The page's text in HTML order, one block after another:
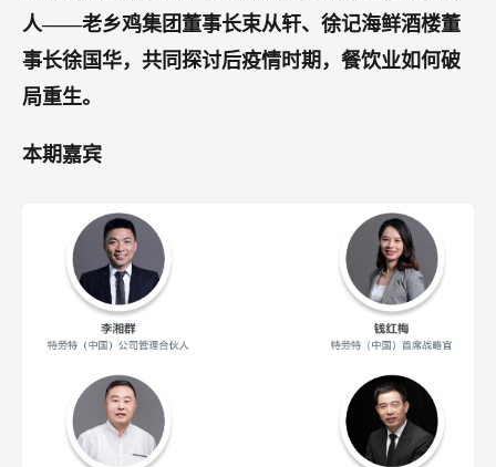
人——老乡鸡集团董事长束从轩、徐记海鲜酒楼董
事长徐国华，共同探讨后疫情时期，餐饮业如何破
局重生。
本期嘉宾